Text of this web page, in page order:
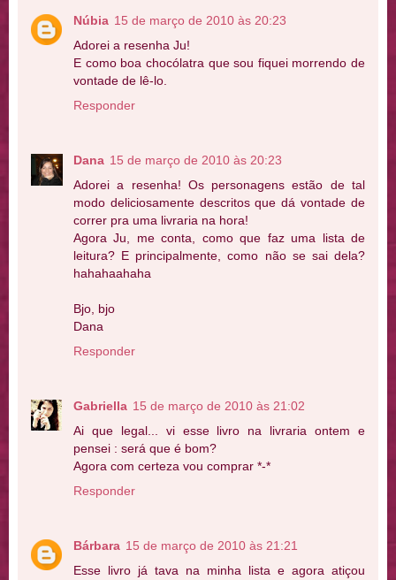
Núbia 15 de março de 2010 às 20:23
Adorei a resenha Ju!
E como boa chocólatra que sou fiquei morrendo de
vontade de lê-lo.
Responder
Dana 15 de março de 2010 às 20:23
Adorei a resenha! Os personagens estão de tal
modo deliciosamente descritos que dá vontade de
correr pra uma livraria na hora!
Agora Ju, me conta, como que faz uma lista de
leitura? E principalmente, como não se sai dela?
hahahaahaha
Bjo, bjo
Dana
Responder
Gabriella 15 de março de 2010 às 21:02
Ai que legal... vi esse livro na livraria ontem e
pensei : será que é bom?
Agora com certeza vou comprar *-*
Responder
Bárbara 15 de março de 2010 às 21:21
Esse livro já tava na minha lista e agora atiçou